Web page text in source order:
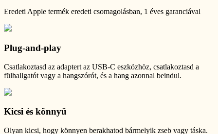
Eredeti Apple termék eredeti csomagolásban, 1 éves garanciával
Plug-and-play
Csatlakoztasd az adaptert az USB-C eszközhöz, csatlakoztasd a
fülhallgatót vagy a hangszórót, és a hang azonnal beindul.
Kicsi és könnyű
Olyan kicsi, hogy könnyen berakhatod bármelyik zseb vagy táska.